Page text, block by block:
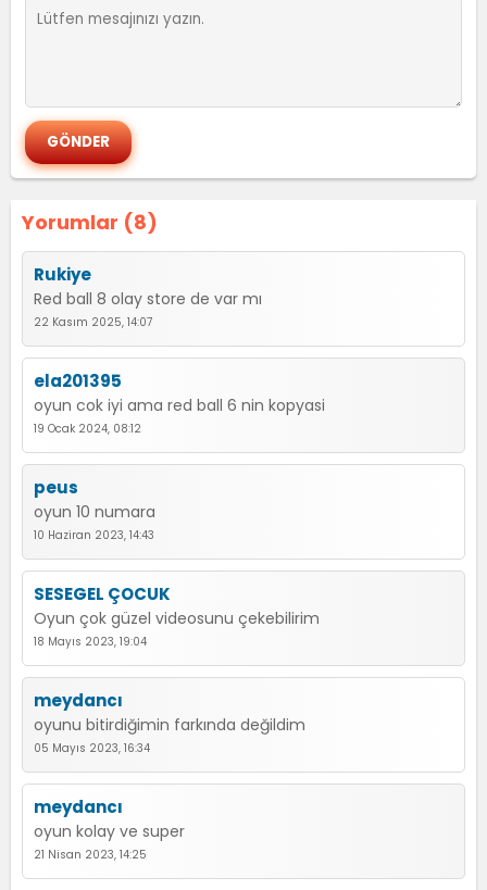
Yorumlar (8)
Rukiye
Red ball 8 olay store de var mı
22 Kasım 2025, 14:07
ela201395
oyun cok iyi ama red ball 6 nin kopyasi
19 Ocak 2024, 08:12
peus
oyun 10 numara
10 Haziran 2023, 14:43
SESEGEL ÇOCUK
Oyun çok güzel videosunu çekebilirim
18 Mayıs 2023, 19:04
meydancı
oyunu bitirdiğimin farkında değildim
05 Mayıs 2023, 16:34
meydancı
oyun kolay ve super
21 Nisan 2023, 14:25